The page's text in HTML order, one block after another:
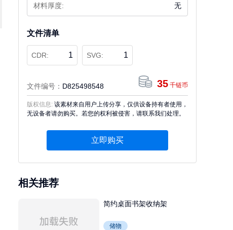
材料厚度: 无
文件清单
CDR: 1 SVG: 1
文件编号： D825498548 35 千链币
版权信息: 该素材来自用户上传分享，仅供设备持有者使用，
无设备者请勿购买。若您的权利被侵害，请联系我们处理。
立即购买
相关推荐
简约桌面书架收纳架
储物